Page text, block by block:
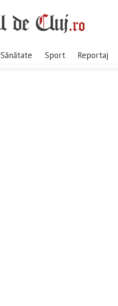
Sănătate Sport Reportaj